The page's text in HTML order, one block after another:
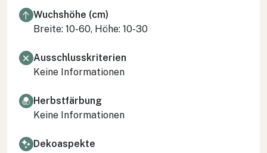
Wuchshöhe (cm)
Breite: 10-60, Höhe: 10-30
Ausschlusskriterien
Keine Informationen
Herbstfärbung
Keine Informationen
Dekoaspekte